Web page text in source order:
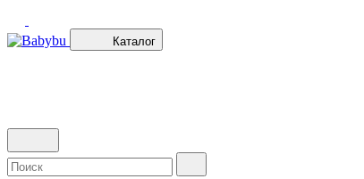
Каталог